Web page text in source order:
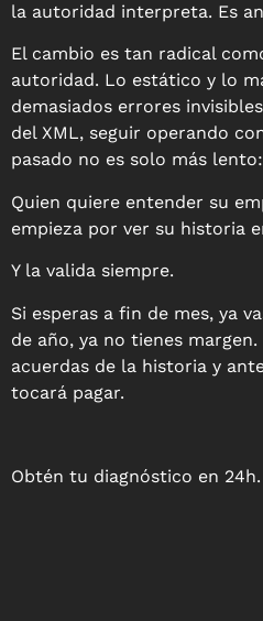
la autoridad interpreta. Es
El cambio es tan radical
autoridad. Lo estático y lo
demasiados errores
del XML, seguir operando
pasado no es solo más
Quien quiere entender su
empieza por ver su historia
Y la valida siempre.
Si esperas a fin de mes, ya
de año, ya no tienes
acuerdas de la historia y
tocará pagar.
Obtén tu diagnóstico en 24h.